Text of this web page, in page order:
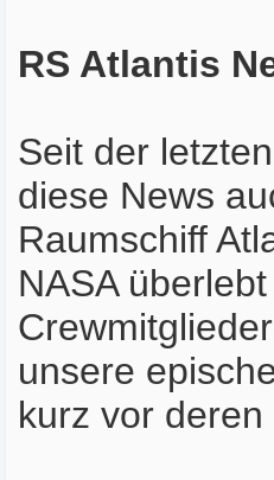
RS Atlantis
Seit der
diese News
Raumschiff
NASA
unsere
kurz vor